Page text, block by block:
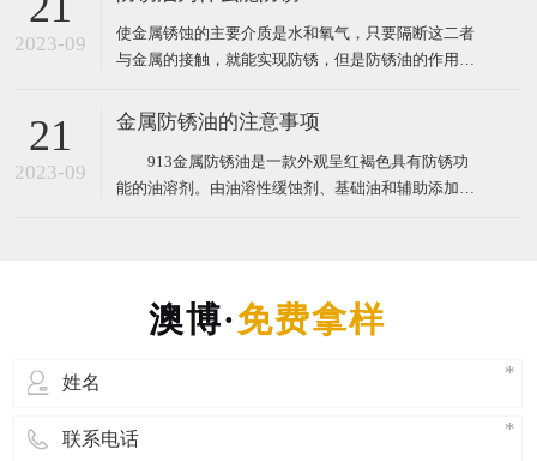
2023-09
使金属锈蚀的主要介质是水和氧气，只要隔断这二者
与金属的接触，就能实现防锈，但是防锈油的作用并
油、菜油）也可以实现防锈了。有些客户就是用其他
膜在金属表面，没什么技术含量。那么，防锈油的防
锈原理究竟是怎样的呢
21
2023-09
金属防锈油的注意事项
913金属防锈油是一款外观呈红褐色具有防锈功
能的油溶剂。由油溶性缓蚀剂、基础油和辅助添加剂
或环烷酸的碱土金属